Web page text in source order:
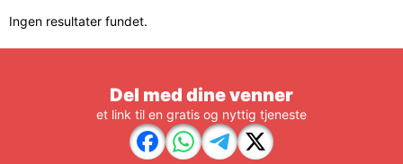
Ingen resultater fundet.
Del med dine venner
et link til en gratis og nyttig tjeneste